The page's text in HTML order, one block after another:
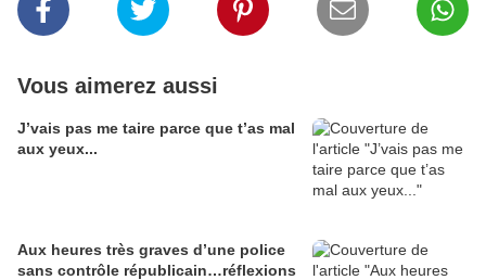
Vous aimerez aussi
J’vais pas me taire parce que t’as mal
aux yeux...
Aux heures très graves d’une police
sans contrôle républicain…réflexions